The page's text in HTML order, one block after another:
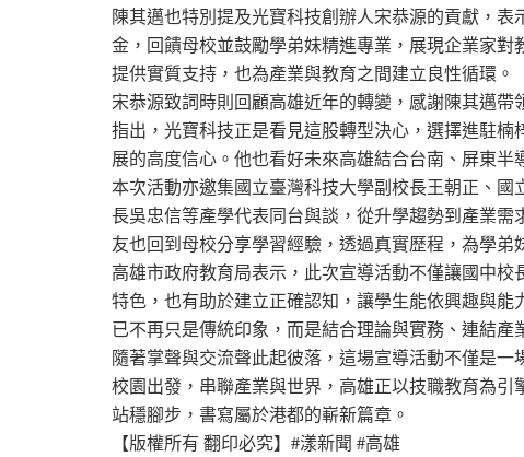
陳其邁也特別提及光寶科技創辦人宋恭源的貢獻，
金，回饋母校並鼓勵學弟妹精進專業，展現企業家
提供實質支持，也為產業與教育之間建立良性循環。
宋恭源致詞時則回顧高雄近年的轉變，感謝陳其邁
指出，光寶科技正是看見這股轉型決心，選擇進駐
展的高度信心。他也看好未來高雄結合台南、屏東
本次活動亦邀集國立臺灣科技大學副校長王朝正、
長吳忠信等產學代表同台與談，從升學趨勢到產業
友也回到母校分享學習經驗，透過真實歷程，為學弟
高雄市政府教育局表示，此次宣導活動不僅讓國中
特色，也有助於建立正確認知，讓學生能依興趣與
已不再只是傳統印象，而是結合理論與實務、連結產
隨著掌聲與交流聲此起彼落，這場宣導活動不僅是
校園出發，串聯產業與世界，高雄正以技職教育為
站穩腳步，書寫屬於港都的嶄新篇章。
【版權所有 翻印必究】#漾新聞 #高雄